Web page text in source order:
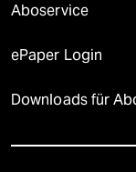
Aboservice
ePaper Login
Downloads für